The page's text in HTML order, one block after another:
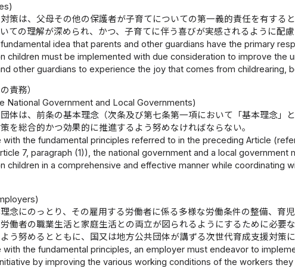
策は、父母その他の保護者が子育てについての第一義的責任を有する
ての理解が深められ、かつ、子育てに伴う喜びが実感されるように配慮
idea that parents and other guardians have the primary
children must be implemented with due consideration to improve the
other guardians to experience the joy that comes from childrearing,
責務）
National Government and Local Governments)
体は、前条の基本理念（次条及び第七条第一項において「基本理念」
を総合的かつ効果的に推進するよう努めなければならない。
with the fundamental principles referred to in the preceding Article
7, paragraph (1)), the national government and a local
children in a comprehensive and effective manner while coordinating
念にのっとり、その雇用する労働者に係る多様な労働条件の整備、育
働者の職業生活と家庭生活との両立が図られるようにするために必要
う努めるとともに、国又は地方公共団体が講ずる次世代育成支援対策
with the fundamental principles, an employer must endeavor to
by improving the various working conditions of the workers